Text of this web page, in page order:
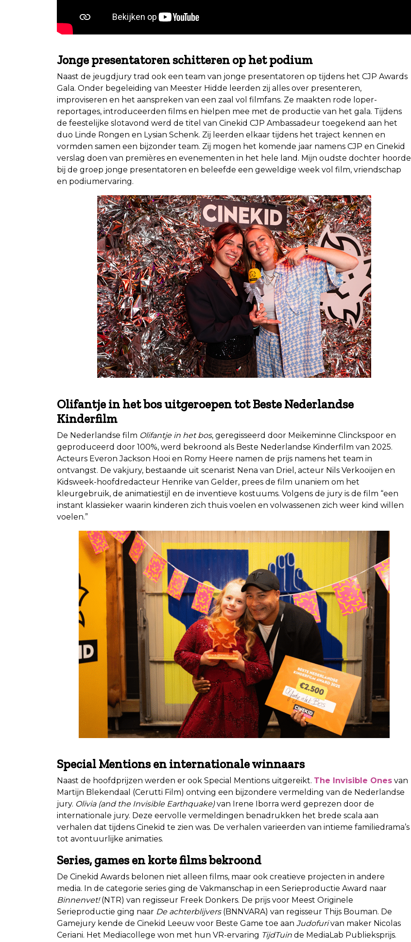
Jonge presentatoren schitteren op het podium
Naast de jeugdjury trad ook een team van jonge presentatoren op tijdens het CJP Awards
Gala. Onder begeleiding van Meester Hidde leerden zij alles over presenteren,
improviseren en het aanspreken van een zaal vol filmfans. Ze maakten rode loper-
reportages, introduceerden films en hielpen mee met de productie van het gala. Tijdens
de feestelijke slotavond werd de titel van Cinekid CJP Ambassadeur toegekend aan het
duo Linde Rongen en Lysian Schenk. Zij leerden elkaar tijdens het traject kennen en
vormden samen een bijzonder team. Zij mogen het komende jaar namens CJP en Cinekid
verslag doen van premières en evenementen in het hele land. Mijn oudste dochter hoorde
bij de groep jonge presentatoren en beleefde een geweldige week vol film, vriendschap
en podiumervaring.
Olifantje in het bos uitgeroepen tot Beste Nederlandse
Kinderfilm
De Nederlandse film Olifantje in het bos, geregisseerd door Meikeminne Clinckspoor en
geproduceerd door 100%, werd bekroond als Beste Nederlandse Kinderfilm van 2025.
Acteurs Everon Jackson Hooi en Romy Heere namen de prijs namens het team in
ontvangst. De vakjury, bestaande uit scenarist Nena van Driel, acteur Nils Verkooijen en
Kidsweek-hoofdredacteur Henrike van Gelder, prees de film unaniem om het
kleurgebruik, de animatiestijl en de inventieve kostuums. Volgens de jury is de film “een
instant klassieker waarin kinderen zich thuis voelen en volwassenen zich weer kind willen
voelen.”
Special Mentions en internationale winnaars
Naast de hoofdprijzen werden er ook Special Mentions uitgereikt. The Invisible Ones van
Martijn Blekendaal (Cerutti Film) ontving een bijzondere vermelding van de Nederlandse
jury. Olivia (and the Invisible Earthquake)van Irene Iborra werd geprezen door de
internationale jury. Deze eervolle vermeldingen benadrukken het brede scala aan
verhalen dat tijdens Cinekid te zien was. De verhalen varieerden van intieme familiedrama’s
tot avontuurlijke animaties.
Series, games en korte films bekroond
De Cinekid Awards belonen niet alleen films, maar ook creatieve projecten in andere
media. In de categorie series ging de Vakmanschap in een Serieproductie Award naar
Binnenvet!(NTR) van regisseur Freek Donkers. De prijs voor Meest Originele
Serieproductie ging naar De achterblijvers(BNNVARA) van regisseur Thijs Bouman. De
Gamejury kende de Cinekid Leeuw voor Beste Game toe aan Judofurivan maker Nicolas
Ceriani. Het Mediacollege won met hun VR-ervaring TijdTuin de MediaLab Publieksprijs.